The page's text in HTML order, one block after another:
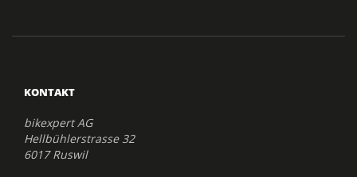
KONTAKT
bikexpert AG
Hellbühlerstrasse 32
6017 Ruswil